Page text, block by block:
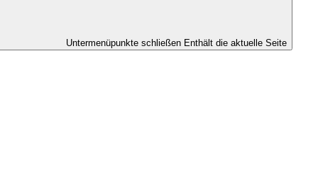
Untermenüpunkte schließen Enthält die aktuelle Seite